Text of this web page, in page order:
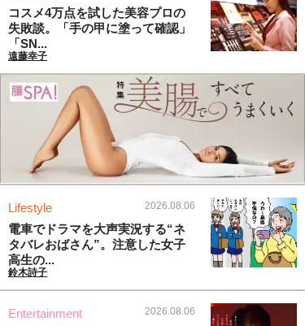
コスメ4万点を試した美容プロの
失敗談。「手の甲に塗って確認」
「SN...
遠藤幸子
Lifestyle 2026.08.06
電車でドラマを大声実況する“ネ
タバレおばさん”。注意した女子
高生の...
鈴木詩子
Entertainment 2026.08.06